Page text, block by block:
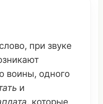
слово, при звуке
воины, одного
и